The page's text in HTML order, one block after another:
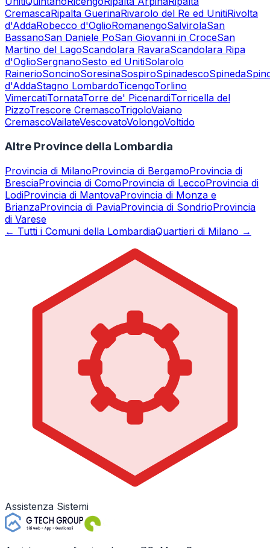
CremascaRipalta GuerinaRivarolo del Re ed UnitiRivolta
d'AddaRobecco d'OglioRomanengoSalvirolaSan
BassanoSan Daniele PoSan Giovanni in CroceSan
Martino del LagoScandolara RavaraScandolara Ripa
d'OglioSergnanoSesto ed UnitiSolarolo
RainerioSoncinoSoresinaSospiroSpinadescoSpineda
d'AddaStagno LombardoTicengoTorlino
VimercatiTornataTorre de' PicenardiTorricella del
PizzoTrescore CremascoTrigoloVaiano
CremascoVailateVescovatoVolongoVoltido
Altre Province della Lombardia
Provincia di MilanoProvincia di BergamoProvincia di
BresciaProvincia di ComoProvincia di LeccoProvincia di
LodiProvincia di MantovaProvincia di Monza e
BrianzaProvincia di PaviaProvincia di SondrioProvincia
di Varese
← Tutti i Comuni della LombardiaQuartieri di Milano →
Assistenza Sistemi